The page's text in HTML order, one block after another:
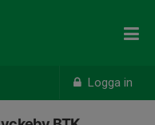
Logga in